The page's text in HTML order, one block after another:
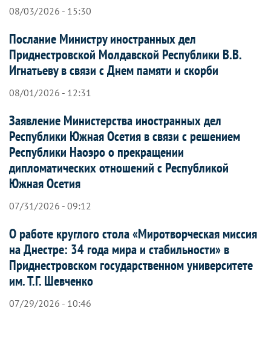
08/03/2026 - 15:30
Послание Министру иностранных дел
Приднестровской Молдавской Республики В.В.
Игнатьеву в связи с Днем памяти и скорби
08/01/2026 - 12:31
Заявление Министерства иностранных дел
Республики Южная Осетия в связи с решением
Республики Наоэро о прекращении
дипломатических отношений с Республикой
Южная Осетия
07/31/2026 - 09:12
О работе круглого стола «Миротворческая миссия
на Днестре: 34 года мира и стабильности» в
Приднестровском государственном университете
им. Т.Г. Шевченко
07/29/2026 - 10:46